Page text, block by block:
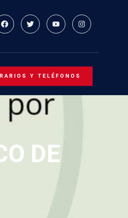
Y TELÉFONOS
DE